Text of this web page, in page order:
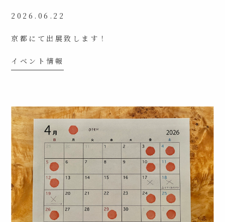
2026.06.22
京都にて出展致します！
イベント情報